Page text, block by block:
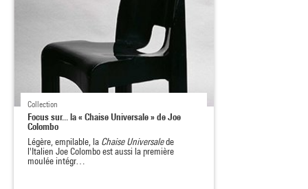
Collection
Focus sur... la « Chaise Universale » de Joe
Colombo
Légère, empilable, la Chaise Universalede
l'Italien Joe Colombo est aussi la première
moulée intégr…